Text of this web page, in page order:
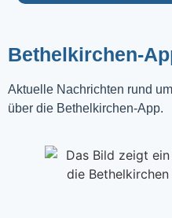
Bethelkirchen-
Aktuelle Nachrichten rund
über die Bethelkirchen-App.